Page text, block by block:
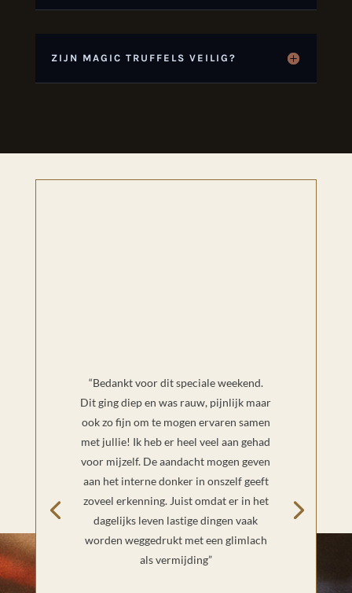
ZIJN MAGIC TRUFFELS VEILIG?
“Bedankt voor dit speciale weekend.
Dit ging diep en was rauw, pijnlijk maar
ook zo fijn om te mogen ervaren samen
met jullie! Ik heb er heel veel aan gehad
voor mijzelf. De aandacht mogen geven
aan het interne donker in onszelf geeft
zoveel erkenning. Juist omdat er in het
dagelijks leven lastige dingen vaak
worden weggedrukt met een glimlach
als vermijding”